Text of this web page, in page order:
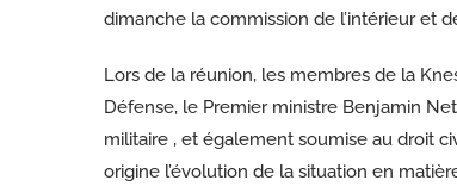
dimanche la commission de l’intérieur et
Lors de la réunion, les membres de la
Défense, le Premier ministre Benjamin
militaire , et également soumise au droit
origine l’évolution de la situation en